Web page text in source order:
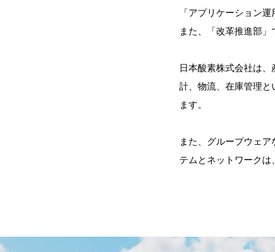
「アプリケーション
また、「改革推進部
日本酸素株式会社は
計、物流、在庫管理
ます。
また、グループウェ
テムとネットワーク